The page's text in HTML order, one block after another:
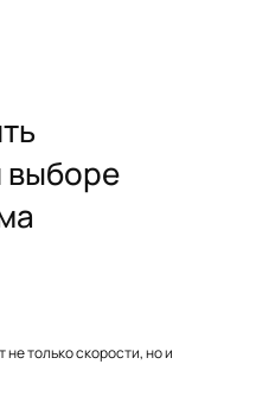
выборе
только скорости, но и